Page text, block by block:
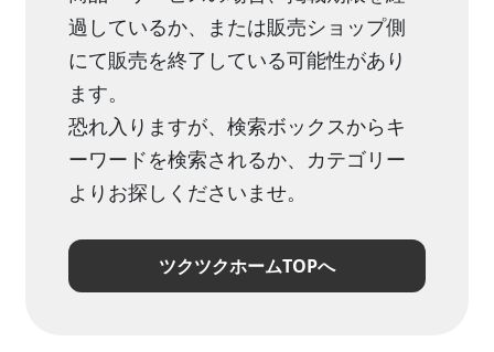
過しているか、または販売ショップ側
にて販売を終了している可能性があり
ます。
恐れ入りますが、検索ボックスからキ
ーワードを検索されるか、カテゴリー
よりお探しくださいませ。
ツクツクホームTOPへ